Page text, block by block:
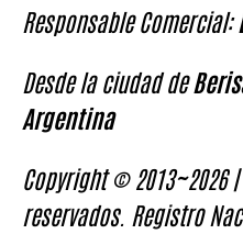
Responsable Comercial:
Desde la ciudad de
Argentina
Copyright © 2013~2026
reservados. Registro